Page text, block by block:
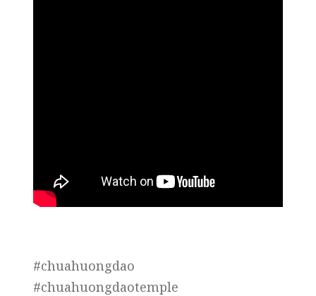
#chuahuongdao
#chuahuongdaotemple